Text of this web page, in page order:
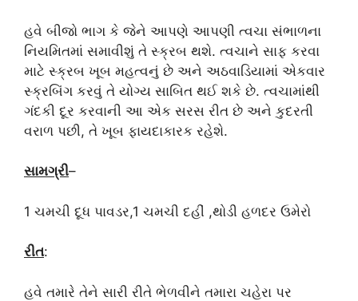
હવે બીજો ભાગ કે જેને આપણે આપણી ત્વચા સંભાળના
નિયમિતમાં સમાવીશું તે સ્ક્રબ થશે. ત્વચાને સાફ કરવા
માટે સ્ક્રબ ખૂબ મહત્વનું છે અને અઠવાડિયામાં એકવાર
સ્ક્રબિંગ કરવું તે યોગ્ય સાબિત થઈ શકે છે. ત્વચામાંથી
ગંદકી દૂર કરવાની આ એક સરસ રીત છે અને કુદરતી
વરાળ પછી, તે ખૂબ ફાયદાકારક રહેશે.
સામગ્રી–
1 ચમચી દૂધ પાવડર,1 ચમચી દહીં ,થોડી હળદર ઉમેરો
રીત:
હવે તમારે તેને સારી રીતે ભેળવીને તમારા ચહેરા પર